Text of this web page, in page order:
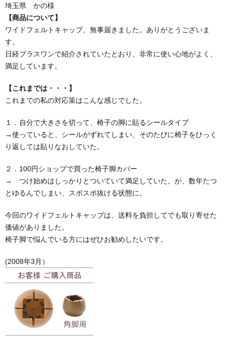
埼玉県 かの様
【商品について】
ワイドフェルトキャップ、無事届きました。ありがとうございま
す。
日経プラスワンで紹介されていたとおり、非常に使い心地がよく、
満足しています。
【これまでは・・・】
これまでの私の対応策はこんな感じでした。
１．自分で大きさを切って、椅子の脚に貼るシールタイプ
→使っていると、シールがずれてしまい、そのたびに椅子をひっく
り返しては貼りなおしていた。
２．100円ショップで買った椅子脚カバー
→ つけ始めはしっかりとついていて満足していた。が、数年たつ
とゆるんでしまい、スポスポ抜ける状態に。
今回のワイドフェルトキャップは、送料を負担してでも取り寄せた
価値がありました。
椅子脚で悩んでいる方にはぜひお勧めしたいです。
(2008年3月）